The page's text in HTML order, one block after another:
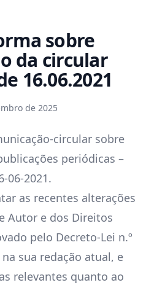
sobre
da circular
16.06.2021
de 2025
circular sobre
periódicas –
06-2021.
as recentes alterações
Autor e dos Direitos
pelo Decreto-Lei n.º
sua redação atual, e
relevantes quanto ao